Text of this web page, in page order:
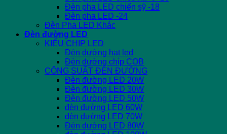
Đèn pha LED chiến sỹ -18
Đèn pha LED -24
Đèn Pha LED Khác
Đèn đường LED
KIỂU CHIP LED
Đèn đường hạt led
Đèn đường chip COB
CÔNG SUẤT ĐÈN ĐƯỜNG
Đèn đường LED 20W
Đèn đường LED 30W
Đèn đường LED 50W
đèn đường LED 60W
đèn đường LED 70W
Đèn đường LED 80W